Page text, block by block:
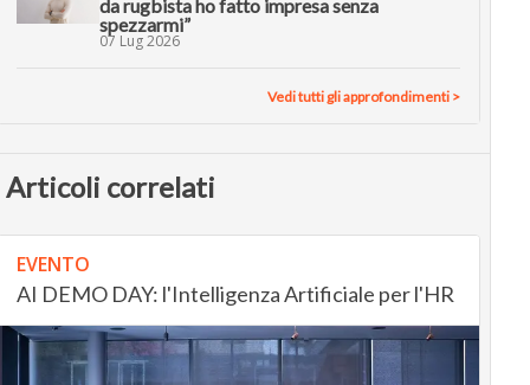
da rugbista ho fatto impresa senza
spezzarmi”
07 Lug 2026
Vedi tutti gli approfondimenti >
Articoli correlati
EVENTO
AI DEMO DAY: l'Intelligenza Artificiale per l'HR